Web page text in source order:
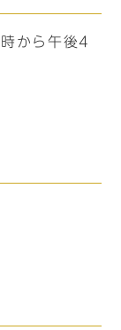
から午後4